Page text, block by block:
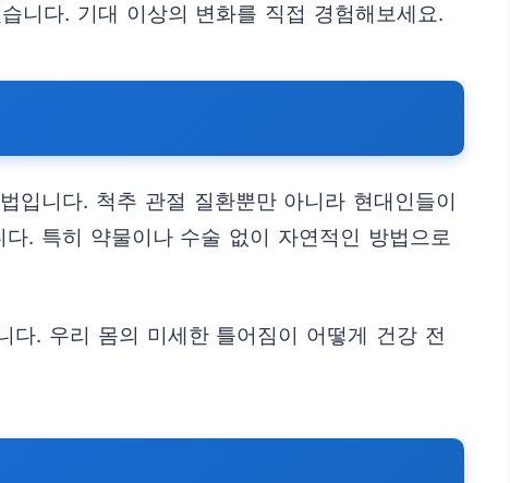
니다. 기대 이상의 변화를 직접 경험해보세요.
입니다. 척추 관절 질환뿐만 아니라 현대인들이
. 특히 약물이나 수술 없이 자연적인 방법으로
다. 우리 몸의 미세한 틀어짐이 어떻게 건강 전